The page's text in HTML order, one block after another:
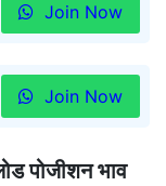
Join Now
Join Now
पोजीशन भाव